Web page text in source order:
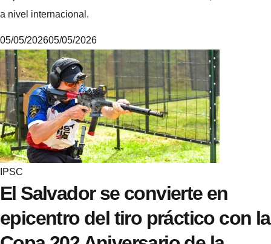
a nivel internacional.
M
i
k
e
05/05/202605/05/2026
IPSC
El Salvador se convierte en
epicentro del tiro práctico con la